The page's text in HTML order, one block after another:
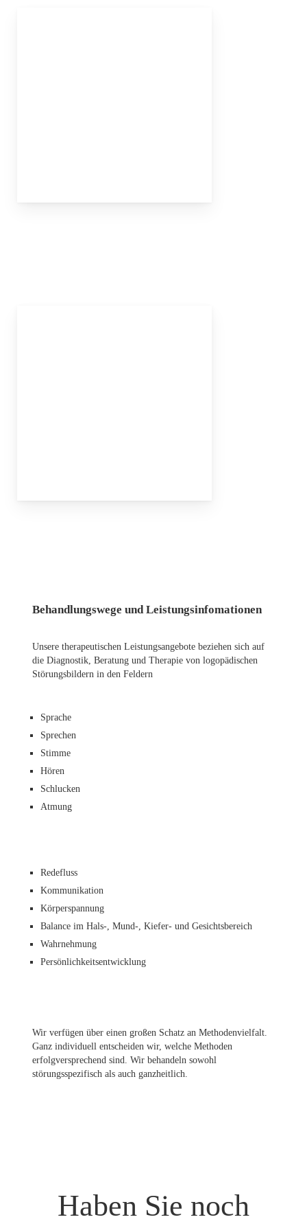
Behandlungswege und Leistungsinfomationen
Unsere therapeutischen Leistungsangebote beziehen sich auf
die Diagnostik, Beratung und Therapie von logopädischen
Störungsbildern in den Feldern
Sprache
Sprechen
Stimme
Hören
Schlucken
Atmung
Redefluss
Kommunikation
Körperspannung
Balance im Hals-, Mund-, Kiefer- und Gesichtsbereich
Wahrnehmung
Persönlichkeitsentwicklung
Wir verfügen über einen großen Schatz an Methodenvielfalt.
Ganz individuell entscheiden wir, welche Methoden
erfolgversprechend sind. Wir behandeln sowohl
störungsspezifisch als auch ganzheitlich.
Haben Sie noch